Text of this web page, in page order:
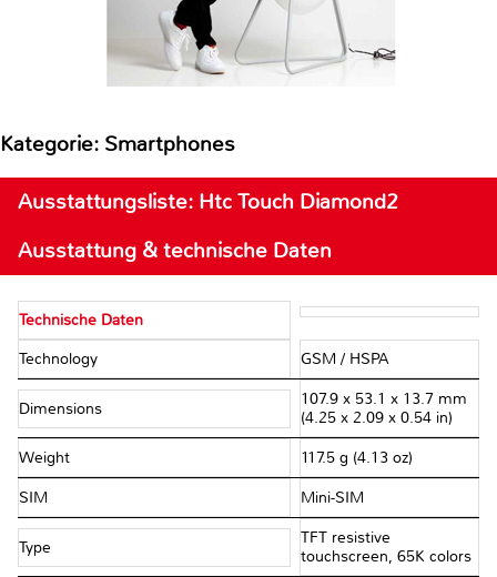
Kategorie: Smartphones
Ausstattungsliste: Htc Touch Diamond2
Ausstattung & technische Daten
Technische Daten
Technology GSM / HSPA
Dimensions
107.9 x 53.1 x 13.7 mm
(4.25 x 2.09 x 0.54 in)
Weight 117.5 g (4.13 oz)
SIM Mini-SIM
Type
TFT resistive
touchscreen, 65K colors